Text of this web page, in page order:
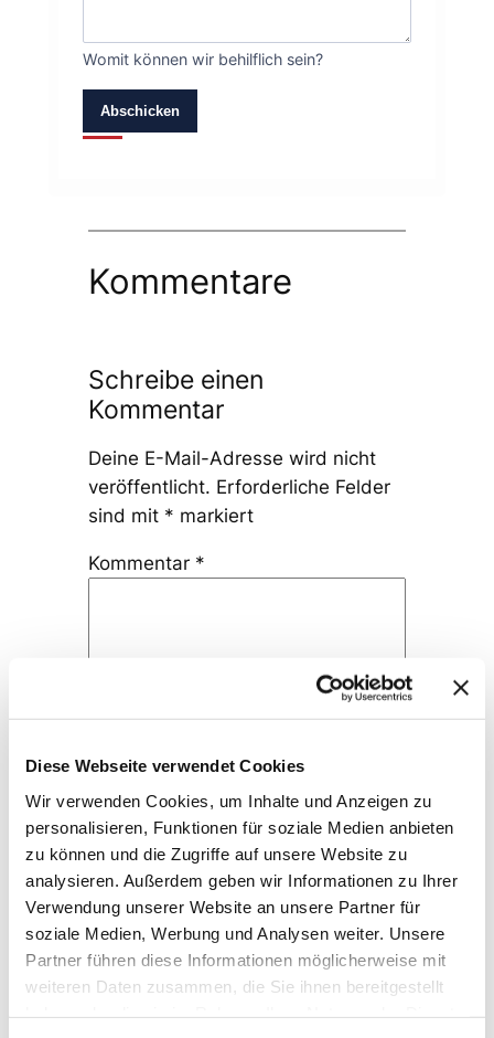
Diese Webseite verwendet Cookies
Wir verwenden Cookies, um Inhalte und Anzeigen zu
personalisieren, Funktionen für soziale Medien anbieten
zu können und die Zugriffe auf unsere Website zu
analysieren. Außerdem geben wir Informationen zu Ihrer
Verwendung unserer Website an unsere Partner für
soziale Medien, Werbung und Analysen weiter. Unsere
Partner führen diese Informationen möglicherweise mit
weiteren Daten zusammen, die Sie ihnen bereitgestellt
Womit können wir behilflich sein?
Abschicken
Kommentare
Schreibe einen
Kommentar
Deine E-Mail-Adresse wird nicht
veröffentlicht. Erforderliche Felder
sind mit * markiert
Kommentar *
E-Mail-Adresse*
Website